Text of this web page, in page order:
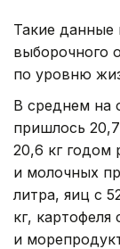
Такие данные
выборочного
по уровню
В среднем на
пришлось
20,6 кг годом
и молочных
литра, яиц с
кг, картофеля
и